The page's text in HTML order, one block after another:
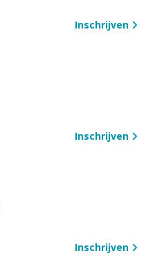
Inschrijven
Inschrijven
Inschrijven